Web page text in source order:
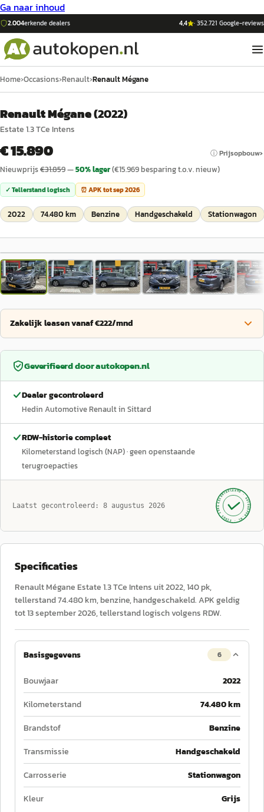
Ga naar inhoud
2.004erkende dealers 4,4 ·352.721 Google-reviews
Home›Occasions›Renault›Renault Mégane
Renault Mégane(2022)
Estate 1.3 TCe Intens
€ 15.890 ⓘ Prijsopbouw
Nieuwprijs€31.859—50% lager(€15.969besparing t.o.v. nieuw)
✓ Tellerstand logisch ⏰ APK totsep 2026
2022 74.480 km Benzine Handgeschakeld Stationwagon
1/20
Zakelijk leasen vanaf €222/mnd
Geverifieerd doorautokopen.nl
Dealer gecontroleerd
Hedin Automotive Renault in Sittard
RDW-historie compleet
Kilometerstand logisch (NAP)· geen openstaande
terugroepacties
Laatst gecontroleerd: 8 augustus 2026 GECONTROLEERD ·
AUTOKOPEN.NL
· SINDS 1999 ·
Specificaties
Renault Mégane Estate 1.3 TCe Intens uit 2022, 140 pk,
tellerstand 74.480 km, benzine, handgeschakeld. APK geldig
tot 13 september 2026, tellerstand logisch volgens RDW.
Basisgegevens 6
Bouwjaar
2022
Kilometerstand
74.480 km
Brandstof
Benzine
Transmissie
Handgeschakeld
Carrosserie
Stationwagon
Kleur
Grijs